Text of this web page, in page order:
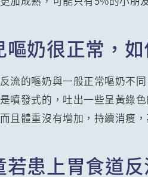
嘔奶很正常，
流的嘔奶與一般正常嘔奶不
噴發式的，吐出一些呈黃綠
且體重沒有增加，持續消瘦
若患上胃食道